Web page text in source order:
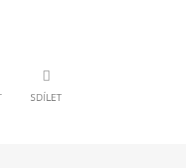
SDÍLET